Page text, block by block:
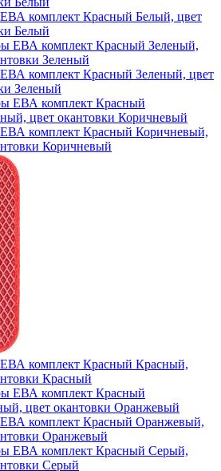
комплект Красный Белый, цвет
Белый
комплект Красный Зеленый, цвет
Зеленый
комплект Красный Коричневый,
Коричневый
комплект Красный Красный,
Красный
комплект Красный Оранжевый,
Оранжевый